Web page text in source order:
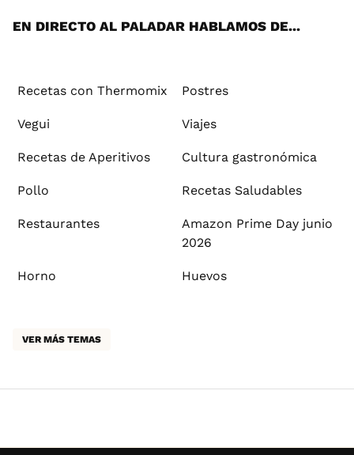
EN DIRECTO AL PALADAR HABLAMOS DE...
Recetas con Thermomix Postres
Vegui Viajes
Recetas de Aperitivos Cultura gastronómica
Pollo Recetas Saludables
Restaurantes
Amazon Prime Day junio
2026
Horno Huevos
VER MÁS TEMAS